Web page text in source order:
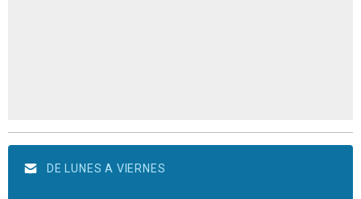
DE LUNES A VIERNES